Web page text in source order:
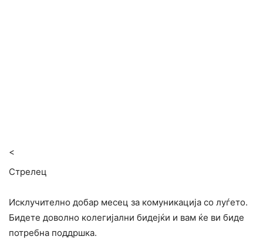
<
Стрелец
Исклучително добар месец за комуникација со луѓето.
Бидете доволно колегијални бидејќи и вам ќе ви биде
потребна поддршка.